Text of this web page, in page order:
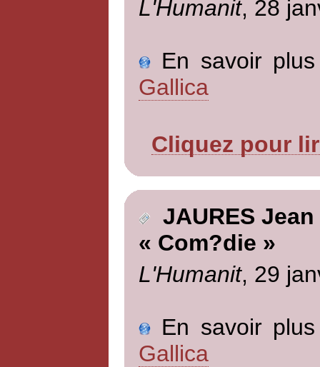
L'Humanit, 28
En savoir
Gallica
Cliquez pour
JAURES Jean
« Com?die »
L'Humanit, 29
En savoir
Gallica